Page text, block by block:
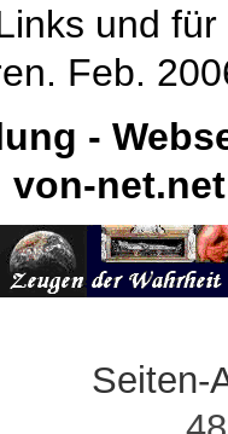
und
Feb.
-
von-net.net
Seiten-